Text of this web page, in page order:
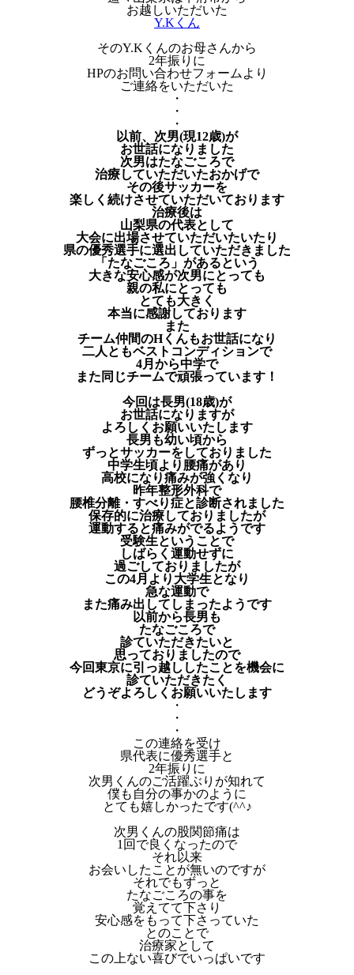
お越しいただいた
Y.Kくん
そのY.Kくんのお母さんから
2年振りに
HPのお問い合わせフォームより
ご連絡をいただいた
・
・
・
以前、次男(現12歳)が
お世話になりました
次男はたなごころで
治療していただいたおかげで
その後サッカーを
楽しく続けさせていただいております
治療後は
山梨県の代表として
大会に出場させていただいたいたり
県の優秀選手に選出していただきました
「たなごころ」があるという
大きな安心感が次男にとっても
親の私にとっても
とても大きく
本当に感謝しております
また
チーム仲間のHくんもお世話になり
二人ともベストコンディションで
4月から中学で
また同じチームで頑張っています！
今回は長男(18歳)が
お世話になりますが
よろしくお願いいたします
長男も幼い頃から
ずっとサッカーをしておりました
中学生頃より腰痛があり
高校になり痛みが強くなり
昨年整形外科で
腰椎分離・すべり症と診断されました
保存的に治療しておりましたが
運動すると痛みがでるようです
受験生ということで
しばらく運動せずに
過ごしておりましたが
この4月より大学生となり
急な運動で
また痛み出してしまったようです
以前から長男も
たなごころで
診ていただきたいと
思っておりましたので
今回東京に引っ越ししたことを機会に
診ていただきたく
どうぞよろしくお願いいたします
・
・
・
この連絡を受け
県代表に優秀選手と
2年振りに
次男くんのご活躍ぶりが知れて
僕も自分の事かのように
とても嬉しかったです(^^♪
次男くんの股関節痛は
1回で良くなったので
それ以来
お会いしたことが無いのですが
それでもずっと
たなごころの事を
覚えてて下さり
安心感をもって下さっていた
とのことで
治療家として
この上ない喜びでいっぱいです